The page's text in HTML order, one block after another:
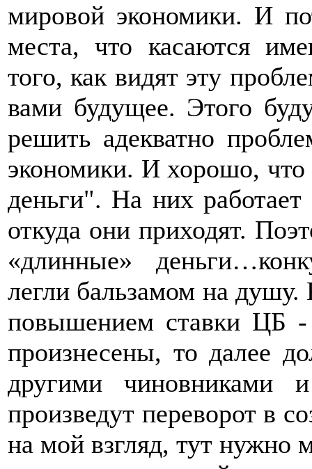
мировой экономики. И
места, что касаются
того, как видят эту
вами будущее. Этого
решить адекватно
экономики. И хорошо,
деньги". На них
откуда они приходят.
«длинные»
легли бальзамом на душу.
повышением ставки ЦБ
произнесены, то далее
другими чиновниками
произведут переворот в
на мой взгляд, тут нужно